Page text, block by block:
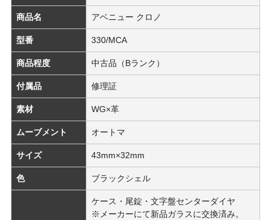
商品名 アベニュー クロノ
型番 330/MCA
商品程度 中古品（Bランク）
付属品 修理証
素材 WG×革
ムーブメント オートマ
サイズ 43mm×32mm
色 ブラックシェル
ケース・尾錠・文字盤センターダイヤ
※メーカーにて新品ガラスに交換済み。